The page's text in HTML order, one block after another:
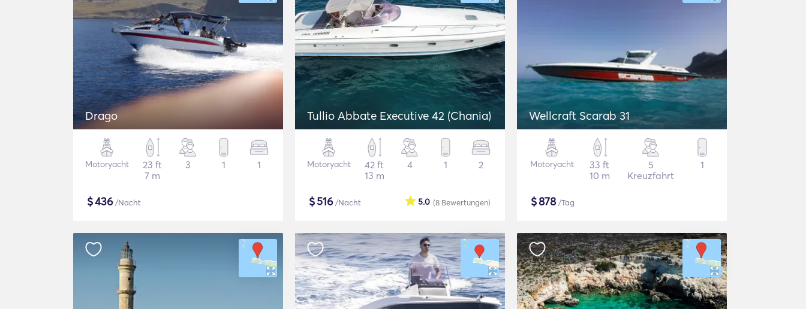
Drago
Motoryacht
23 ft
7 m
3 1 1
$436/Nacht
Tullio Abbate Executive 42 (Chania)
Motoryacht
42 ft
13 m
4 1 2
$516/Nacht (8 Bewertungen)
5.0
Wellcraft Scarab 31
Motoryacht
33 ft
10 m
5
Kreuzfahrt
1
$878/Tag